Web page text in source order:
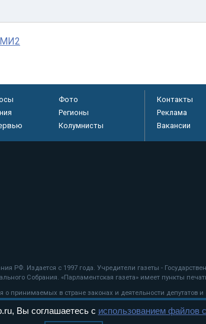
Фото
Регионы
Колумнисты
Контакты
Реклама
Вакансии
РФ. Издается с 1997 года. Учредители газеты -
Собрания. «Парламентская газета» имеет пункты
принимаемых в стране законах и деятельности депутатов
Вы соглашаетесь с использованием файлов